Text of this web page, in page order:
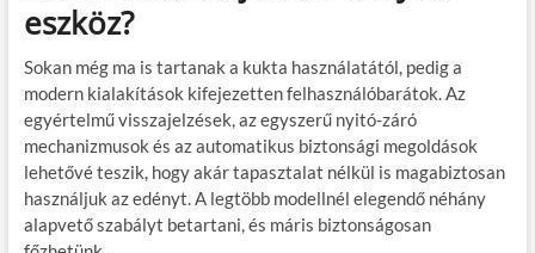
eszköz?
Sokan még ma is tartanak a kukta használatától, pedig a
modern kialakítások kifejezetten felhasználóbarátok. Az
egyértelmű visszajelzések, az egyszerű nyitó-záró
mechanizmusok és az automatikus biztonsági megoldások
lehetővé teszik, hogy akár tapasztalat nélkül is magabiztosan
használjuk az edényt. A legtöbb modellnél elegendő néhány
alapvető szabályt betartani, és máris biztonságosan